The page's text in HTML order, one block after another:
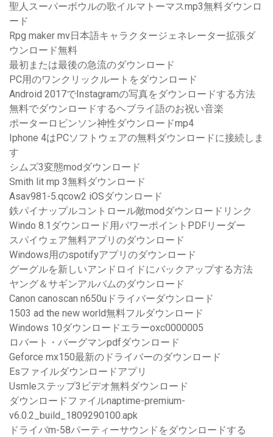
聖人スーパーボウルの歌イルマトーマスmp3無料ダウンロ
ード
Rpg maker mv日本語キャラクタージェネレーター拡張ダ
ウンロード無料
最初または最後の急流のダウンロード
PC用のワンクリックルートをダウンロード
Android 2017でInstagramの写真をダウンロードする方法
無料でダウンロードするヘブライ語のお祝い音楽
ポーターロビンソン神性ダウンロードmp4
Iphone 4はPCソフトウェアの無料ダウンロードに接続しま
す
シムズ3変態modダウンロード
Smith lit mp 3無料ダウンロード
Asav981-5.qcow2 iOSダウンロード
鉄パイナップルコントロール敵modダウンロードリンク
Windo 8.1ダウンロード用パワーポイントPDFリーダー
スパイウェア無料アプリのダウンロード
Windows用のspotifyアプリのダウンロード
グーグルを新しいアンドロイドにバックアップする方法
ヤング＆サギンアルバムのダウンロード
Canon canoscan n650uドライバーダウンロード
1503 ad the new world無料フルダウンロード
Windows 10ダウンロードエラーoxc0000005
ロバート・バーグマンpdfダウンロード
Geforce mx150最新のドライバーのダウンロード
Esファイルダウンロードアプリ
Usmleステップ3ビデオ無料ダウンロード
ダウンロードファイルnaptime-premium-
v6.0.2_build_1809290100.apk
ドライバm-58パーティーサウンドをダウンロードする